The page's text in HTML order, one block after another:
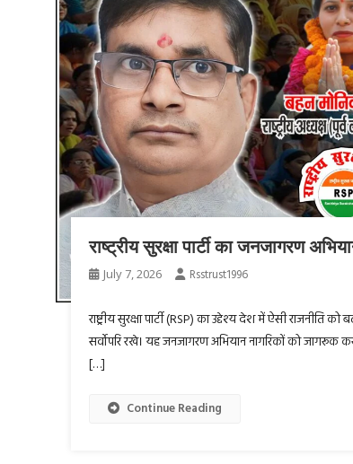
राष्ट्रीय सुरक्षा पार्टी का जनजागरण
July 7, 2026 Rsstrust1996
राष्ट्रीय सुरक्षा पार्टी (RSP) का उद्देश्य देश में ऐसी राजनीति
सर्वोपरि रखे। यह जनजागरण अभियान नागरिकों को जागरूक
[…]
Continue Reading